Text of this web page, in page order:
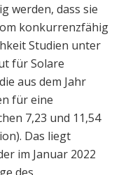
werden, dass sie
konkurrenzfähig
Studien unter
für Solare
aus dem Jahr
für eine
7,23 und 11,54
Das liegt
im Januar 2022
des